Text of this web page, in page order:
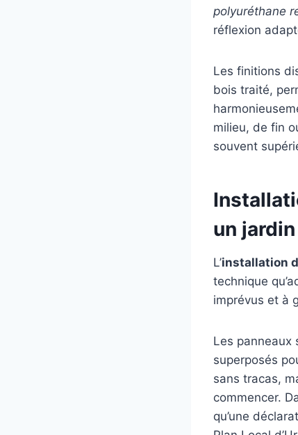
polyuréthane
réflexion
Les finitions
bois traité,
milieu, de fin
souvent
un jardin
L’installation
technique
imprévus et à
Les panneaux
superposés
sans tracas,
commencer.
qu’une